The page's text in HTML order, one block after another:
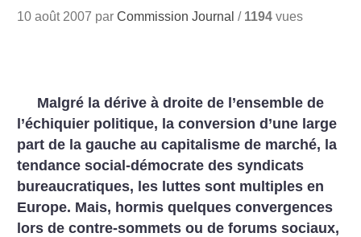
10 août 2007 parCommission Journal / 1194 vues
Malgré la dérive à droite de l’ensemble de
l’échiquier politique, la conversion d’une large
part de la gauche au capitalisme de marché, la
tendance social-démocrate des syndicats
bureaucratiques, les luttes sont multiples en
Europe. Mais, hormis quelques convergences
lors de contre-sommets ou de forums sociaux,